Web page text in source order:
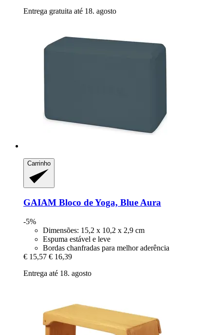
Entrega gratuita até 18. agosto
Carrinho
GAIAM Bloco de Yoga, Blue Aura
-5%
Dimensões: 15,2 x 10,2 x 2,9 cm
Espuma estável e leve
Bordas chanfradas para melhor aderência
€ 15,57 € 16,39
Entrega até 18. agosto